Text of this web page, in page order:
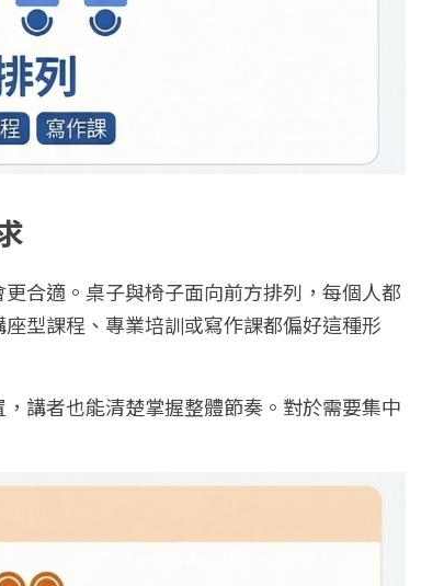
合適。桌子與椅子面向前方排列，每個人都
型課程、專業培訓或寫作課都偏好這種形
講者也能清楚掌握整體節奏。對於需要集中